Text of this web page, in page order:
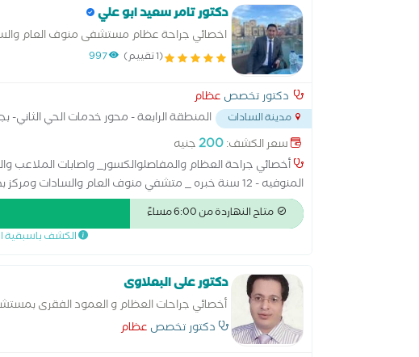
دكتور تامر سعيد ابو علي
اخصائي جراحة عظام مستشفى منوف العام
(1 تقييم) 997
دكتور تخصص عظام
مدينة السادات المنطقة الرابعة - محور خدمات الحي الثاني-
سعر الكشف:200جنيه
أخصائي جراحة العظام والمفاصلوالكسور_ واصابات الملاعب
المنوفيه - 12 سنة خبره _ متشفي منوف العام والسادات
وتسليك الاعصاب
متاح النهاردة من 6:00 مساءً
الكشف باسبقية
دكتور على البعلاوى
أخصائي جراحات العظام و العمود الفقرى
دكتور تخصص عظام